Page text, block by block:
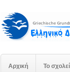
Αρχική Το